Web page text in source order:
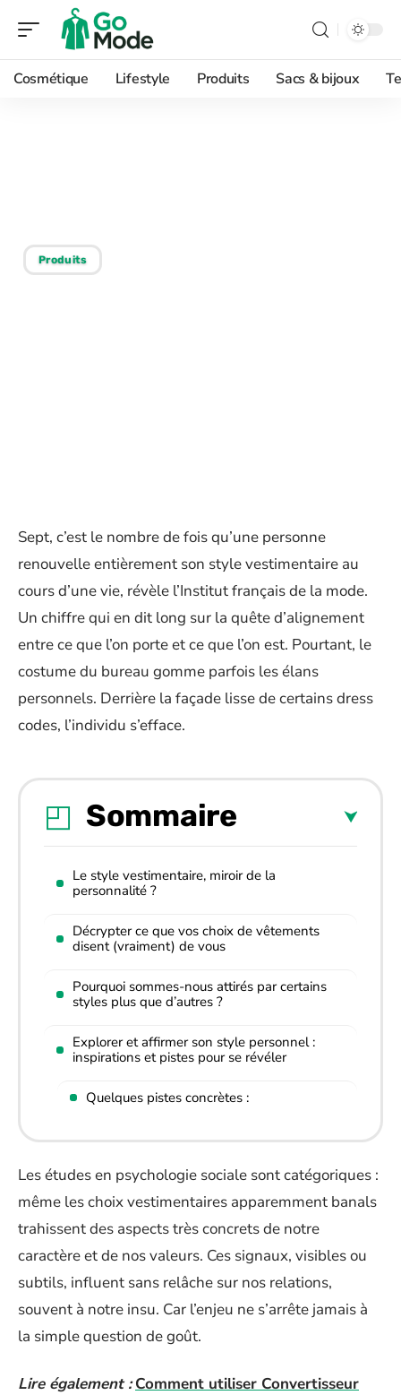
Cosmétique Lifestyle Produits Sacs & bijoux
Produits
Sept, c’est le nombre de fois qu’une personne
renouvelle entièrement son style vestimentaire au
cours d’une vie, révèle l’Institut français de la mode.
Un chiffre qui en dit long sur la quête d’alignement
entre ce que l’on porte et ce que l’on est. Pourtant, le
costume du bureau gomme parfois les élans
personnels. Derrière la façade lisse de certains dress
codes, l’individu s’efface.
Sommaire
Le style vestimentaire, miroir de la
personnalité ?
Décrypter ce que vos choix de vêtements
disent (vraiment) de vous
Pourquoi sommes-nous attirés par certains
styles plus que d’autres ?
Explorer et affirmer son style personnel :
inspirations et pistes pour se révéler
Quelques pistes concrètes :
Les études en psychologie sociale sont catégoriques :
même les choix vestimentaires apparemment banals
trahissent des aspects très concrets de notre
caractère et de nos valeurs. Ces signaux, visibles ou
subtils, influent sans relâche sur nos relations,
souvent à notre insu. Car l’enjeu ne s’arrête jamais à
la simple question de goût.
Lire également : Comment utiliser Convertisseur